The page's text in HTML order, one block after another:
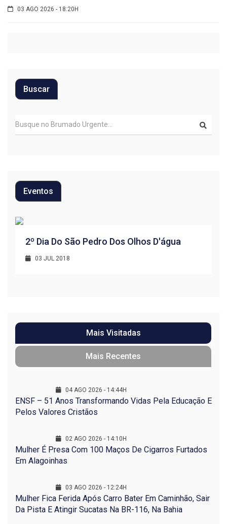
03 AGO 2026 - 18:20H
Buscar
Eventos
2º Dia Do São Pedro Dos Olhos D'água
03 JUL 2018
Mais Visitadas
Mais Recentes
04 AGO 2026 - 14:44H
ENSF – 51 Anos Transformando Vidas Pela Educação E
Pelos Valores Cristãos
02 AGO 2026 - 14:10H
Mulher É Presa Com 100 Maços De Cigarros Furtados
Em Alagoinhas
03 AGO 2026 - 12:24H
Mulher Fica Ferida Após Carro Bater Em Caminhão, Sair
Da Pista E Atingir Sucatas Na BR-116, Na Bahia